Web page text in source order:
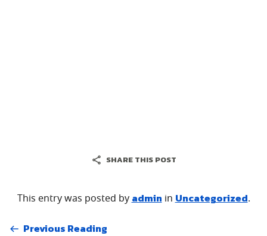
SHARE THIS POST
This entry was posted byadmininUncategorized.
Previous Reading